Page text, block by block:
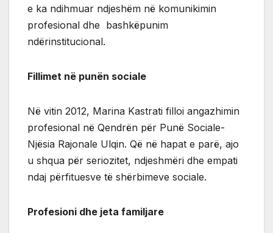
e ka ndihmuar ndjeshëm në komunikimin
profesional dhe bashkëpunim
ndërinstitucional.
Fillimet në punën sociale
Në vitin 2012, Marina Kastrati filloi angazhimin
profesional në Qendrën për Punë Sociale-
Njësia Rajonale Ulqin. Që në hapat e parë, ajo
u shqua për seriozitet, ndjeshmëri dhe empati
ndaj përfituesve të shërbimeve sociale.
Profesioni dhe jeta familjare